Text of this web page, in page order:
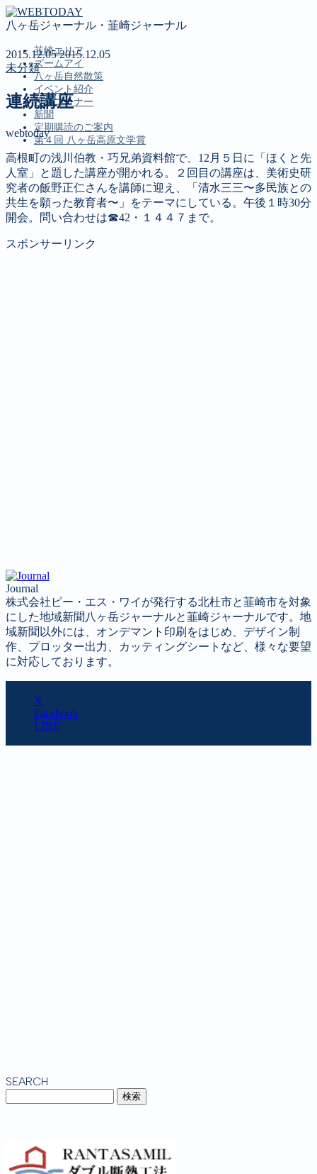
八ヶ岳ジャーナル・韮崎ジャーナル
韮崎エリア
ズームアイ
八ヶ岳自然散策
イベント紹介
投稿コーナー
新聞
定期購読のご案内
第４回 八ヶ岳高原文学賞
MENU
韮崎エリア
ズームアイ
八ヶ岳自然散策
イベント紹介
2015.12.052015.12.05
未分類
連続講座
webtoday
高根町の浅川伯教・巧兄弟資料館で、12月５日に「ほくと先
人室」と題した講座が開かれる。２回目の講座は、美術史研
究者の飯野正仁さんを講師に迎え、「清水三三〜多民族との
共生を願った教育者〜」をテーマにしている。午後１時30分
開会。問い合わせは☎42・１４４７まで。
スポンサーリンク
Journal
株式会社ピー・エス・ワイが発行する北杜市と韮崎市を対象
にした地域新聞八ヶ岳ジャーナルと韮崎ジャーナルです。地
域新聞以外には、オンデマント印刷をはじめ、デザイン制
作、プロッター出力、カッティングシートなど、様々な要望
に対応しております。
X
Facebook
LINE
SEARCH